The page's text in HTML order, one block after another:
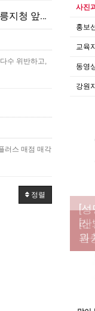
신일정밀 위장폐업 강력규탄 민주노총 강원지역본부 기자회견 고용노동부 강릉지청 앞에서 진행
수 위반하고,
러스 매점 매각
정렬
사진
홍보
교육
동영
강원
[성
라
과
[
원
[
모
[
규
[본